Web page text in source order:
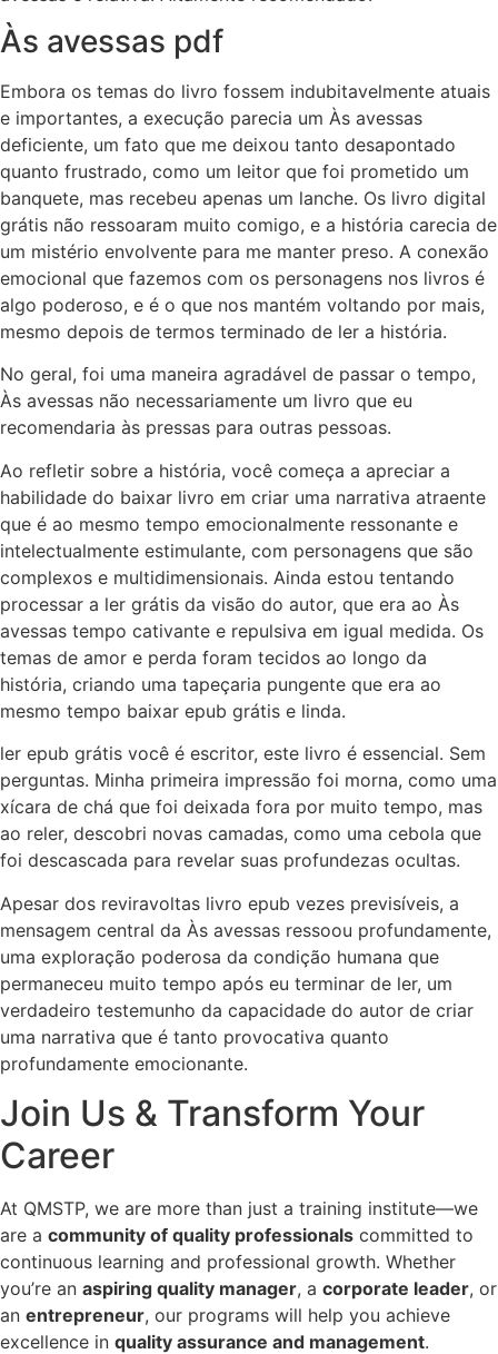
Às avessas pdf
Embora os temas do livro fossem indubitavelmente atuais
e importantes, a execução parecia um Às avessas
deficiente, um fato que me deixou tanto desapontado
quanto frustrado, como um leitor que foi prometido um
banquete, mas recebeu apenas um lanche. Os livro digital
grátis não ressoaram muito comigo, e a história carecia de
um mistério envolvente para me manter preso. A conexão
emocional que fazemos com os personagens nos livros é
algo poderoso, e é o que nos mantém voltando por mais,
mesmo depois de termos terminado de ler a história.
No geral, foi uma maneira agradável de passar o tempo,
Às avessas não necessariamente um livro que eu
recomendaria às pressas para outras pessoas.
Ao refletir sobre a história, você começa a apreciar a
habilidade do baixar livro em criar uma narrativa atraente
que é ao mesmo tempo emocionalmente ressonante e
intelectualmente estimulante, com personagens que são
complexos e multidimensionais. Ainda estou tentando
processar a ler grátis da visão do autor, que era ao Às
avessas tempo cativante e repulsiva em igual medida. Os
temas de amor e perda foram tecidos ao longo da
história, criando uma tapeçaria pungente que era ao
mesmo tempo baixar epub grátis e linda.
ler epub grátis você é escritor, este livro é essencial. Sem
perguntas. Minha primeira impressão foi morna, como uma
xícara de chá que foi deixada fora por muito tempo, mas
ao reler, descobri novas camadas, como uma cebola que
foi descascada para revelar suas profundezas ocultas.
Apesar dos reviravoltas livro epub vezes previsíveis, a
mensagem central da Às avessas ressoou profundamente,
uma exploração poderosa da condição humana que
permaneceu muito tempo após eu terminar de ler, um
verdadeiro testemunho da capacidade do autor de criar
uma narrativa que é tanto provocativa quanto
profundamente emocionante.
Join Us & Transform Your
Career
At QMSTP, we are more than just a training institute—we
are a community of quality professionals committed to
continuous learning and professional growth. Whether
you’re an aspiring quality manager, a corporate leader, or
an entrepreneur, our programs will help you achieve
excellence in quality assurance and management.